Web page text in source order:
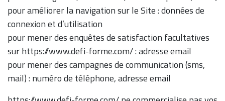
pour améliorer la navigation sur le Site : données de
connexion et d’utilisation
pour mener des enquêtes de satisfaction facultatives
sur https://www.defi-forme.com/ : adresse email
pour mener des campagnes de communication (sms,
mail) : numéro de téléphone, adresse email